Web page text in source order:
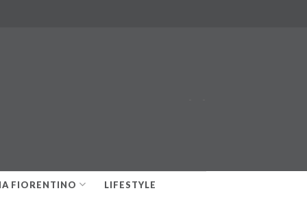
FIORENTINO LIFESTYLE